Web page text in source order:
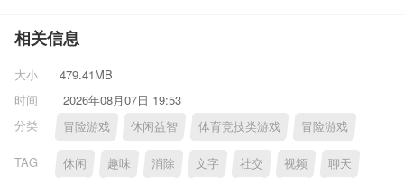
相关信息
大小
479.41MB
时间
2026年08月07日 19:53
分类
冒险游戏 休闲益智 体育竞技类游戏 冒险游戏
TAG 休闲 趣味 消除 文字 社交 视频 聊天